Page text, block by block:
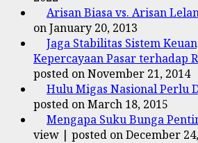
Arisan Biasa vs. Arisan
on January 20, 2013
Jaga Stabilitas Sistem
Kepercayaan Pasar terhadap
posted on November 21, 2014
Hulu Migas Nasional Perlu
posted on March 18, 2015
Mengapa Suku Bunga
view | posted on December